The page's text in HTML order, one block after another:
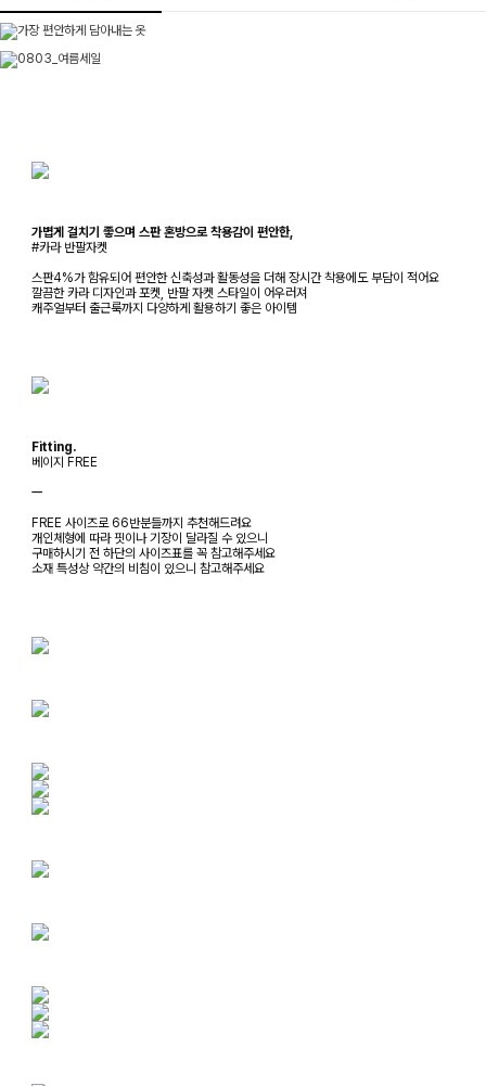
가볍게 걸치기 좋으며 스판 혼방으로 착용감이 편안한,
#카라 반팔자켓
스판4%가 함유되어 편안한 신축성과 활동성을 더해 장시간 착용에도 부담이 적어요
깔끔한 카라 디자인과 포켓, 반팔 자켓 스타일이 어우러져
캐주얼부터 출근룩까지 다양하게 활용하기 좋은 아이템
Fitting.
베이지 FREE
ㅡ
FREE 사이즈로 66반분들까지 추천해드려요
개인체형에 따라 핏이나 기장이 달라질 수 있으니
구매하시기 전 하단의 사이즈표를 꼭 참고해주세요
소재 특성상 약간의 비침이 있으니 참고해주세요